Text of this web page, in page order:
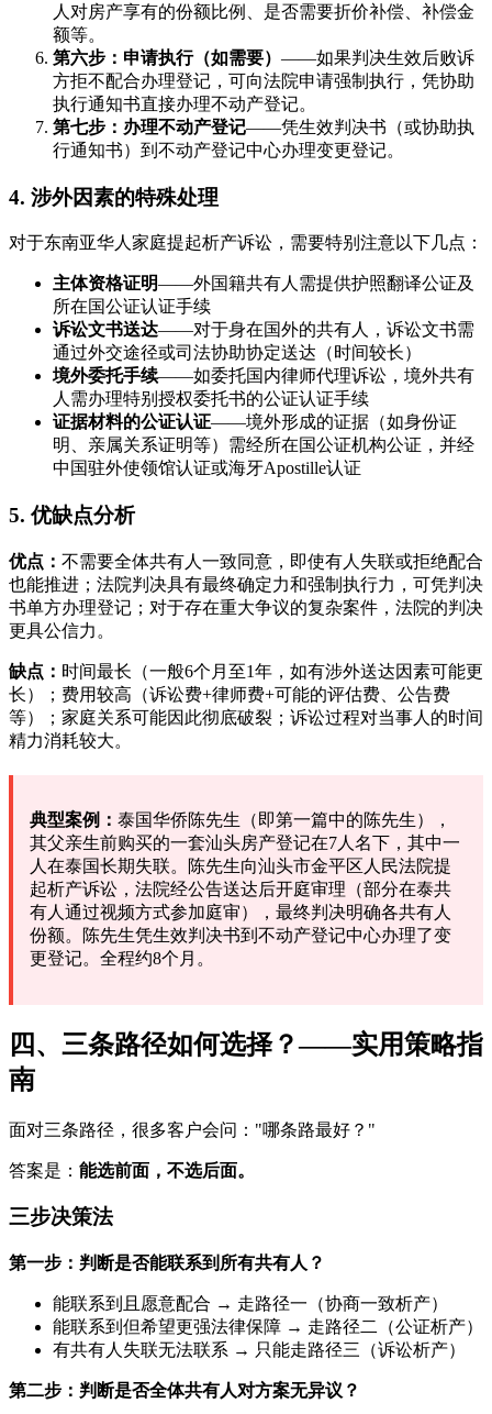
人对房产享有的份额比例、是否需要折价补偿、补偿金
额等。
第六步：申请执行（如需要） ——如果判决生效后败诉
方拒不配合办理登记，可向法院申请强制执行，凭协助
执行通知书直接办理不动产登记。
第七步：办理不动产登记——凭生效判决书（或协助执
行通知书）到不动产登记中心办理变更登记。
4. 涉外因素的特殊处理
对于东南亚华人家庭提起析产诉讼，需要特别注意以下几点：
主体资格证明——外国籍共有人需提供护照翻译公证及
所在国公证认证手续
诉讼文书送达——对于身在国外的共有人，诉讼文书需
通过外交途径或司法协助协定送达（时间较长）
境外委托手续——如委托国内律师代理诉讼，境外共有
人需办理特别授权委托书的公证认证手续
证据材料的公证认证——境外形成的证据（如身份证
明、亲属关系证明等）需经所在国公证机构公证，并经
中国驻外使领馆认证或海牙Apostille认证
5. 优缺点分析
优点： 不需要全体共有人一致同意，即使有人失联或拒绝配合
也能推进；法院判决具有最终确定力和强制执行力，可凭判决
书单方办理登记；对于存在重大争议的复杂案件，法院的判决
更具公信力。
缺点： 时间最长（一般6个月至1年，如有涉外送达因素可能更
长）；费用较高（诉讼费+律师费+可能的评估费、公告费
等）；家庭关系可能因此彻底破裂；诉讼过程对当事人的时间
精力消耗较大。
典型案例： 泰国华侨陈先生（即第一篇中的陈先生），
其父亲生前购买的一套汕头房产登记在7人名下，其中一
人在泰国长期失联。陈先生向汕头市金平区人民法院提
起析产诉讼，法院经公告送达后开庭审理（部分在泰共
有人通过视频方式参加庭审），最终判决明确各共有人
份额。陈先生凭生效判决书到不动产登记中心办理了变
更登记。全程约8个月。
四、三条路径如何选择？——实用策略指
南
面对三条路径，很多客户会问："哪条路最好？"
答案是： 能选前面，不选后面。
三步决策法
第一步：判断是否能联系到所有共有人？
能联系到且愿意配合 → 走路径一（协商一致析产）
能联系到但希望更强法律保障 → 走路径二（公证析产）
有共有人失联无法联系 → 只能走路径三（诉讼析产）
第二步：判断是否全体共有人对方案无异议？